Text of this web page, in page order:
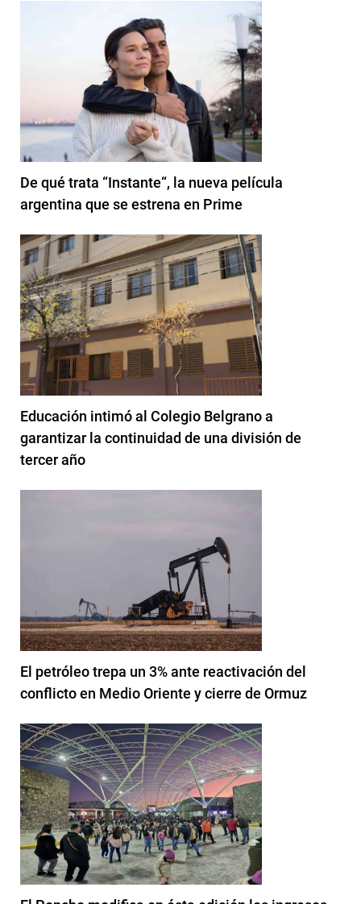
De qué trata “Instante“, la nueva película
argentina que se estrena en Prime
Educación intimó al Colegio Belgrano a
garantizar la continuidad de una división de
tercer año
El petróleo trepa un 3% ante reactivación del
conflicto en Medio Oriente y cierre de Ormuz